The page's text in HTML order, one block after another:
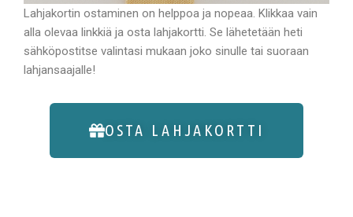
Lahjakortin ostaminen on helppoa ja nopeaa. Klikkaa vain
alla olevaa linkkiä ja osta lahjakortti. Se lähetetään heti
sähköpostitse valintasi mukaan joko sinulle tai suoraan
lahjansaajalle!
OSTA LAHJAKORTTI